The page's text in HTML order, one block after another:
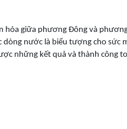
hóa giữa phương Đông và
nước là biểu tượng cho sức
những kết quả và thành công